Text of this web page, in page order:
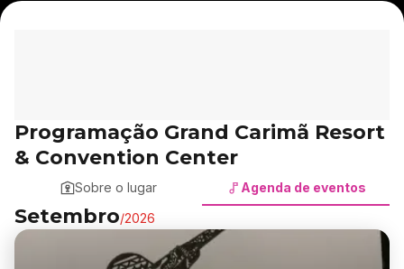
Programação Grand Carimã Resort
& Convention Center
Sobre o lugar Agenda de eventos
Setembro/2026